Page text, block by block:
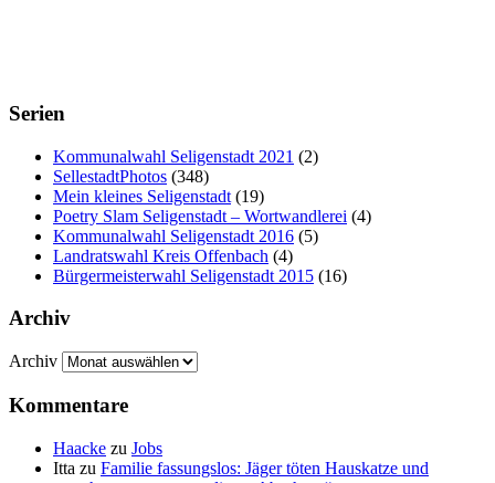
Serien
Kommunalwahl Seligenstadt 2021 (2)
SellestadtPhotos (348)
Mein kleines Seligenstadt (19)
Poetry Slam Seligenstadt – Wortwandlerei (4)
Kommunalwahl Seligenstadt 2016 (5)
Landratswahl Kreis Offenbach (4)
Bürgermeisterwahl Seligenstadt 2015 (16)
Archiv
Archiv
Kommentare
Haacke zu Jobs
Itta zu Familie fassungslos: Jäger töten Hauskatze und